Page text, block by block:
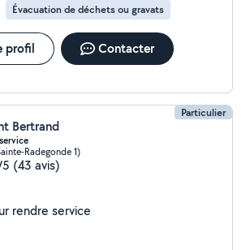
Évacuation de déchets ou gravats
profil Contacter
Particulier
Bertrand
Radegonde 1)
(43 avis)
rendre service